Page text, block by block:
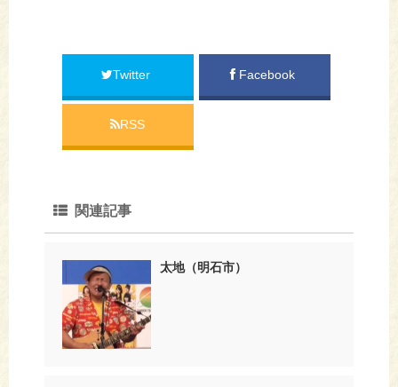
Twitter Facebook
RSS
関連記事
太地（明石市）